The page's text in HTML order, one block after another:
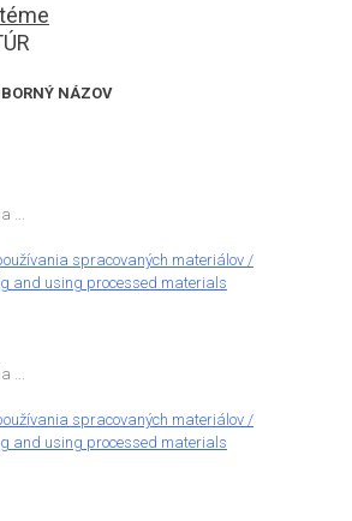
NÁZOV
...
spracovaných materiálov /
and using processed materials
...
spracovaných materiálov /
and using processed materials